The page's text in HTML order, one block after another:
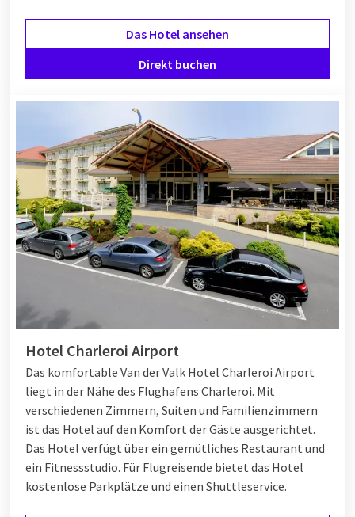
Das Hotel ansehen
Direkt buchen
Hotel Charleroi Airport
Das komfortable Van der Valk Hotel Charleroi Airport
liegt in der Nähe des Flughafens Charleroi. Mit
verschiedenen Zimmern, Suiten und Familienzimmern
ist das Hotel auf den Komfort der Gäste ausgerichtet.
Das Hotel verfügt über ein gemütliches Restaurant und
ein Fitnessstudio. Für Flugreisende bietet das Hotel
kostenlose Parkplätze und einen Shuttleservice.